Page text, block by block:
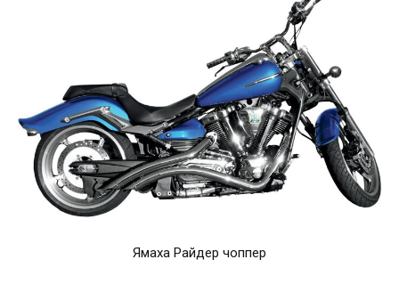
Ямаха Райдер чоппер